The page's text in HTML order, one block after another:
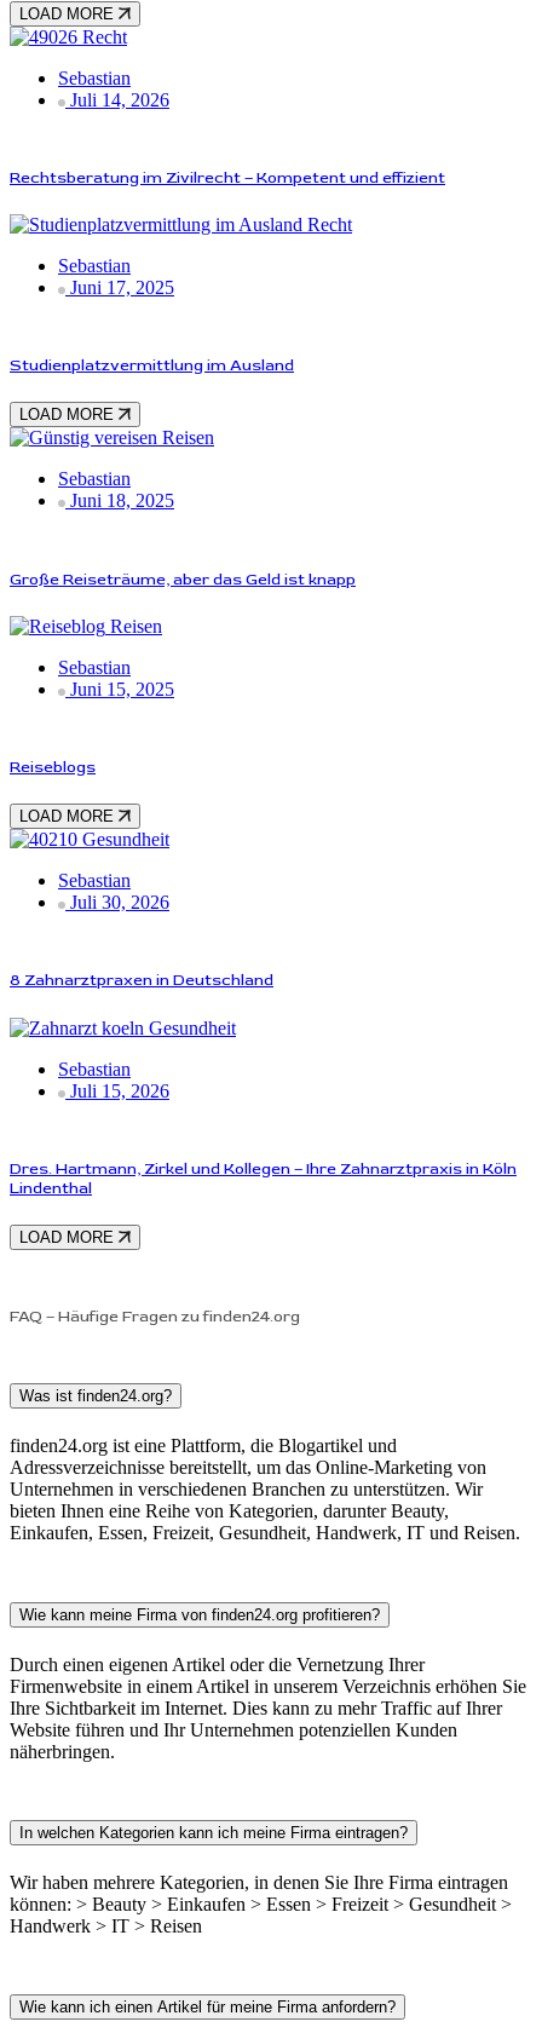
LOAD MORE
Recht
Sebastian
Juli 14, 2026
Rechtsberatung im Zivilrecht – Kompetent und effizient
Recht
Sebastian
Juni 17, 2025
Studienplatzvermittlung im Ausland
LOAD MORE
Reisen
Sebastian
Juni 18, 2025
Große Reiseträume, aber das Geld ist knapp
Reisen
Sebastian
Juni 15, 2025
Reiseblogs
LOAD MORE
Gesundheit
Sebastian
Juli 30, 2026
8 Zahnarztpraxen in Deutschland
Gesundheit
Sebastian
Juli 15, 2026
Dres. Hartmann, Zirkel und Kollegen – Ihre Zahnarztpraxis in Köln
Lindenthal
LOAD MORE
FAQ – Häufige Fragen zu finden24.org
Was ist finden24.org?
finden24.org ist eine Plattform, die Blogartikel und
Adressverzeichnisse bereitstellt, um das Online-Marketing von
Unternehmen in verschiedenen Branchen zu unterstützen. Wir
bieten Ihnen eine Reihe von Kategorien, darunter Beauty,
Einkaufen, Essen, Freizeit, Gesundheit, Handwerk, IT und Reisen.
Wie kann meine Firma von finden24.org profitieren?
Durch einen eigenen Artikel oder die Vernetzung Ihrer
Firmenwebsite in einem Artikel in unserem Verzeichnis erhöhen Sie
Ihre Sichtbarkeit im Internet. Dies kann zu mehr Traffic auf Ihrer
Website führen und Ihr Unternehmen potenziellen Kunden
näherbringen.
In welchen Kategorien kann ich meine Firma eintragen?
Wir haben mehrere Kategorien, in denen Sie Ihre Firma eintragen
können: > Beauty > Einkaufen > Essen > Freizeit > Gesundheit >
Handwerk > IT > Reisen
Wie kann ich einen Artikel für meine Firma anfordern?